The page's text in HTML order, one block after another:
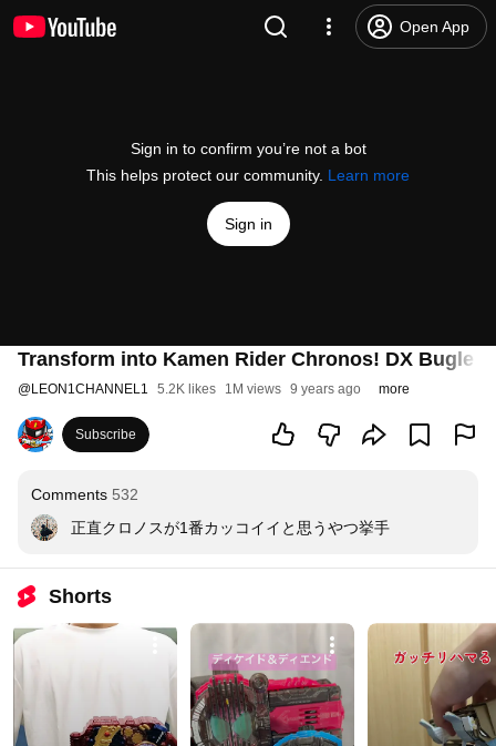
Open App
Sign in to confirm you’re not a bot
This helps protect our community. Learn more
Sign in
Transform into Kamen Rider Chronos! DX Bugle
@LEON1CHANNEL1 5.2K likes 1M views 9 years ago more
Subscribe
Comments 532
正直クロノスが1番カッコイイと思うやつ挙手
Shorts